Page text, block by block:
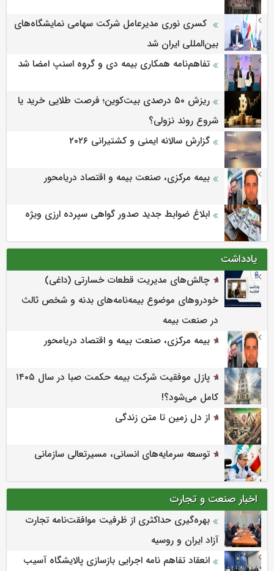
کسری نوری مدیرعامل شرکت سهامی نمایشگاه‌های
بین‌المللی ایران شد
تفاهم‌نامه همکاری بیمه دی و گروه اسنپ امضا شد
ریزش ۵۰ درصدی بیت‌کوین؛ فرصت طلایی خرید یا
شروع روند نزولی؟
گزارش سالانه ایمنی و كشتیرانی ۲۰۲۶
بیمه مرکزی، صنعت بیمه و اقتصاد دریامحور
ابلاغ ضوابط جدید صدور گواهی سپرده ارزی ویژه
یادداشت
چالش‌های مدیریت قطعات خسارتی (داغی)
خودروهای موضوع بیمه‌نامه‌های بدنه و شخص ثالث
در صنعت بیمه
بیمه مرکزی، صنعت بیمه و اقتصاد دریامحور
پازل موفقیت شرکت بیمه حکمت صبا در سال ۱۴۰۵
کامل می‌شود؟!
از دل زمین تا متن زندگی
توسعه سرمایه‌های انسانی، مسیرتعالی سازمانی
اخبار صنعت و تجارت
بهره‌گیری حداکثری از ظرفیت موافقت‌نامه تجارت
آزاد ایران و روسیه
انعقاد تفاهم نامه اجرایی بازسازی پالایشگاه آسیب